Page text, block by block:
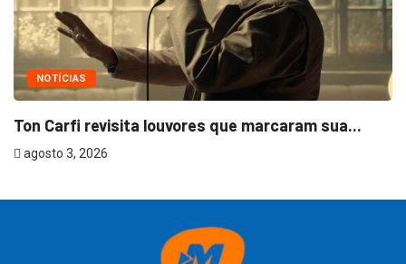
NOTÍCIAS
Ton Carfi revisita louvores que marcaram sua...
agosto 3, 2026